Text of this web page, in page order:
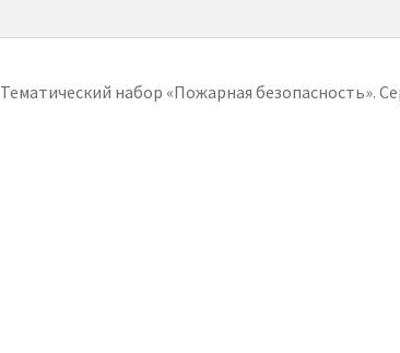
Тематический набор «Пожарная безопасность».